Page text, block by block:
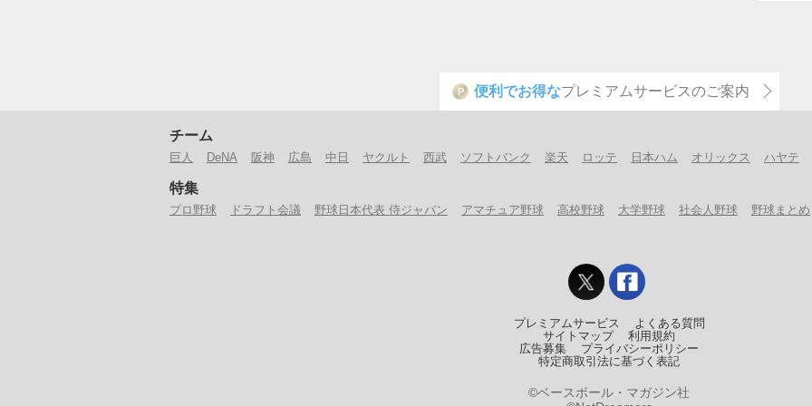
P 便利でお得なプレミアムサービスのご案内
チーム
巨人 DeNA 阪神 広島 中日 ヤクルト 西武 ソフトバンク 楽天 ロッテ 日本ハム オリックス ハヤテ
特集
プロ野球 ドラフト会議 野球日本代表 侍ジャパン アマチュア野球 高校野球 大学野球 社会人野球 野球まとめ
プレミアムサービス
よくある質問
サイトマップ
利用規約
広告募集
プライバシーポリシー
特定商取引法に基づく表記
©ベースボール・マガジン社